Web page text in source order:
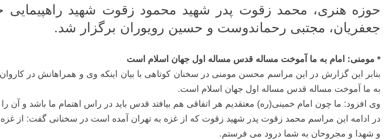
حوزه هنری، محمد زقوت پدر شهید محمود زقوت شهید
جعفریان، مجتبی رحماندوست و حسین رویوران برگزار شد.
* مومنی: امام به ما آموخت مساله قدس مساله اول جهان اسلام است
بنابر این گزارش در این مراسم محسن مومنی در سخنان کوتاهی با بیان اینکه وی و همراهانش در
به ما آموخت مساله قدس مساله اول جهان اسلام است.
وی افزود: ما چون امام خمینی(ره) معتقدیم ‫هر اتفاقی هم بیافتد قدس باید در راس اهتمام ما باشد ‫و آن را
در ادامه این مراسم محمد زقوت پدر شهید زقوت که از غزه به تهران آمده است در سخنانی گفت: از
و شهدا و مجروحان به شما درود می فرستم.